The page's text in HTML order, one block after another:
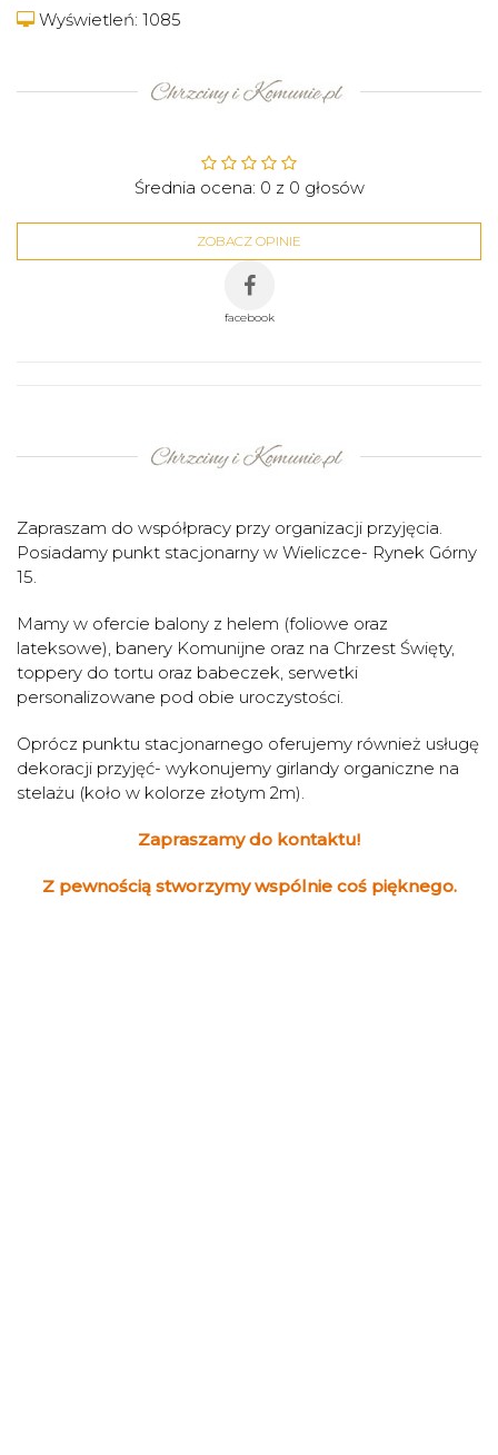
Wyświetleń: 1085
Średnia ocena: 0 z 0 głosów
ZOBACZ OPINIE
facebook
Zapraszam do współpracy przy organizacji przyjęcia.
Posiadamy punkt stacjonarny w Wieliczce- Rynek Górny
15.
Mamy w ofercie balony z helem (foliowe oraz
lateksowe), banery Komunijne oraz na Chrzest Święty,
toppery do tortu oraz babeczek, serwetki
personalizowane pod obie uroczystości.
Oprócz punktu stacjonarnego oferujemy również usługę
dekoracji przyjęć- wykonujemy girlandy organiczne na
stelażu (koło w kolorze złotym 2m).
Zapraszamy do kontaktu!
Z pewnością stworzymy wspólnie coś pięknego.